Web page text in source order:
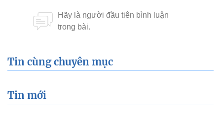
Tin cùng chuyên mục
Tin mới